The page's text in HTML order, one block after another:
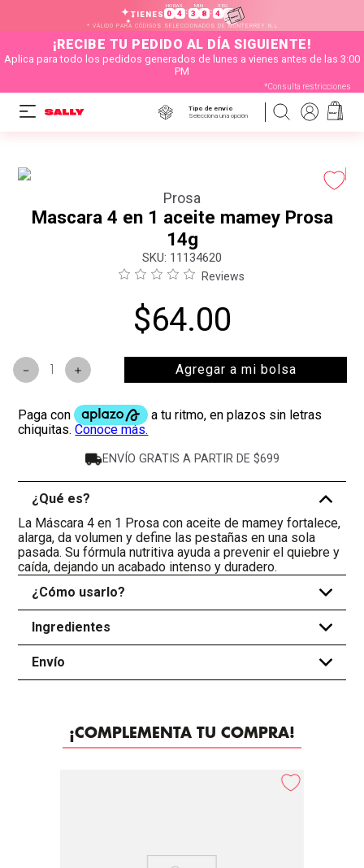
TIENES
HORAS
0 4 :
MIN
3 8 :
SEG
4 2
* VÁLIDO PARA CÓDIGOS SELECCIONADOS DE MONTERREY N.L
¡RECIBE TU PEDIDO AL DÍA SIGUIENTE!
Aplica para todo los pedidos generados de lunes a vienes antes de las 3:00
PM
*Consulta restricciones
Tipo de envío
Selecciona una opción
Prosa
Mascara 4 en 1 aceite mamey Prosa
14g
: 11134620
Reviews
$64.00
＋
－ Agregar a mi bolsa
ENVÍO GRATIS A PARTIR DE $699
¿Qué es?
-
La Máscara 4 en 1 Prosa con aceite de mamey fortalece,
alarga, da volumen y define las pestañas en una sola
pasada. Su fórmula nutritiva ayuda a prevenir el quiebre y
caída, dejando un acabado intenso y duradero.
¿Cómo usarlo?
+
Ingredientes +
Envío +
¡COMPLEMENTA TU COMPRA!